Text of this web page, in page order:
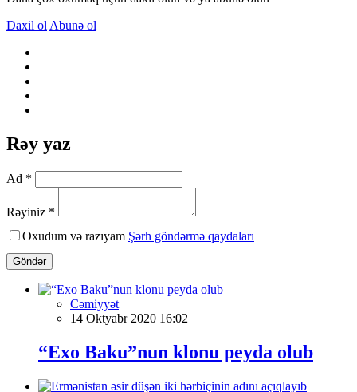
Daxil ol Abunə ol
Rəy yaz
Ad *
Rəyiniz *
Oxudum və razıyam Şərh göndərmə qaydaları
Göndər
Cəmiyyət
14 Oktyabr 2020 16:02
“Exo Baku”nun klonu peyda olub